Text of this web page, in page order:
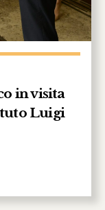
in visita
Luigi